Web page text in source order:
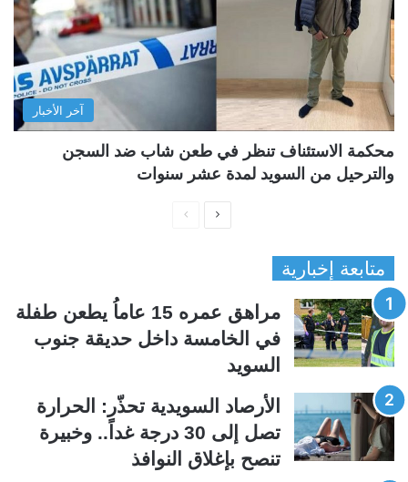
آخر الأخبار
محكمة الاستئناف تنظر في طعن شاب ضد السجن
والترحيل من السويد لمدة عشر سنوات
ح
س
ب
ح
ة
ا
ل
متابعة إخبارية
مراهق عمره 15 عاماُ يطعن طفلة
في الخامسة داخل حديقة جنوب
السويد
الأرصاد السويدية تحذّر: الحرارة
تصل إلى 30 درجة غداً.. وخبيرة
تنصح بإغلاق النوافذ